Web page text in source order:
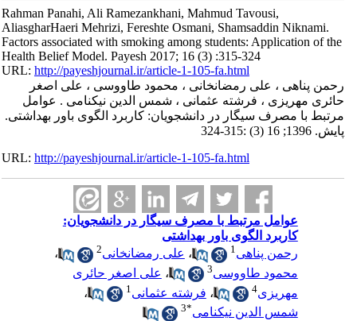
Rahman Panahi, Ali Ramezankhani, Mahmud Tavousi,
AliasgharHaeri Mehrizi, Fereshte Osmani, Shamsaddin Niknami.
Factors associated with smoking among students: Application of the
Health Belief Model. Payesh 2017; 16 (3) :315-324
URL:http://payeshjournal.ir/article-1-105-fa.html
رحمن پناهی ، علی رمضانخانی ، محمود طاووسی ، علی اصغر
حائری مهریزی ، فرشته عثمانی ، شمس الدین نیکنامی . عوامل
مرتبط با مصرف سیگار در دانشجویان: کاربرد الگوی باور بهداشتی.
پایش. 1396; 16 (3) :315-324
URL:http://payeshjournal.ir/article-1-105-fa.html
عوامل مرتبط با مصرف سیگار در دانشجویان:
کاربرد الگوی باور بهداشتی
رحمن پناهی
،علی رمضانخانی
،
محمود طاووسی
،علی اصغر حائری
مهریزی
،فرشته عثمانی
،
شمس الدین نیکنامی
3